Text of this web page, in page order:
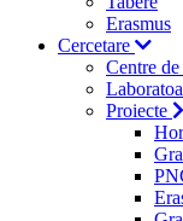
Erasmus
Cercetare
Centre
Proiecte